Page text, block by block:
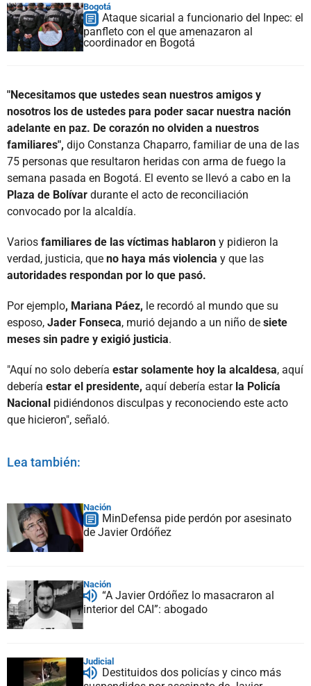
Bogotá
Ataque sicarial a funcionario del Inpec: el
panfleto con el que amenazaron al
coordinador en Bogotá
"Necesitamos que ustedes sean nuestros amigos y
nosotros los de ustedes para poder sacar nuestra nación
adelante en paz. De corazón no olviden a nuestros
familiares", dijo Constanza Chaparro, familiar de una de las
75 personas que resultaron heridas con arma de fuego la
semana pasada en Bogotá. El evento se llevó a cabo en la
Plaza de Bolívar durante el acto de reconciliación
convocado por la alcaldía.
Varios familiares de las víctimas hablaron y pidieron la
verdad, justicia, que no haya más violencia y que las
autoridades respondan por lo que pasó.
Por ejemplo, Mariana Páez, le recordó al mundo que su
esposo, Jader Fonseca, murió dejando a un niño de siete
meses sin padre y exigió justicia.
"Aquí no solo debería estar solamente hoy la alcaldesa, aquí
debería estar el presidente, aquí debería estar la Policía
Nacional pidiéndonos disculpas y reconociendo este acto
que hicieron", señaló.
Lea también:
Nación
MinDefensa pide perdón por asesinato
de Javier Ordóñez
Nación
“A Javier Ordóñez lo masacraron al
interior del CAI”: abogado
Judicial
Destituidos dos policías y cinco más